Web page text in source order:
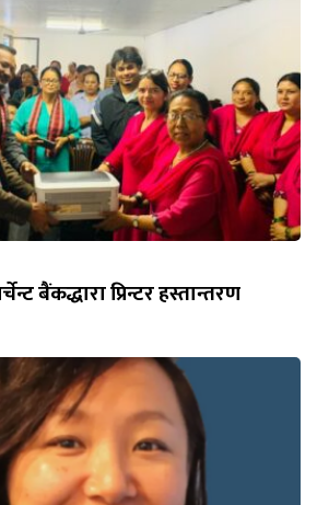
बैंकद्धारा प्रिन्टर हस्तान्तरण